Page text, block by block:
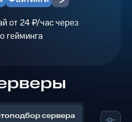
от 24 ₽/час через
гейминга
сервера